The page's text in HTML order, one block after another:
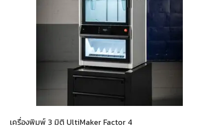
เครื่องพิมพ์ 3 มิติ UltiMaker Factor 4